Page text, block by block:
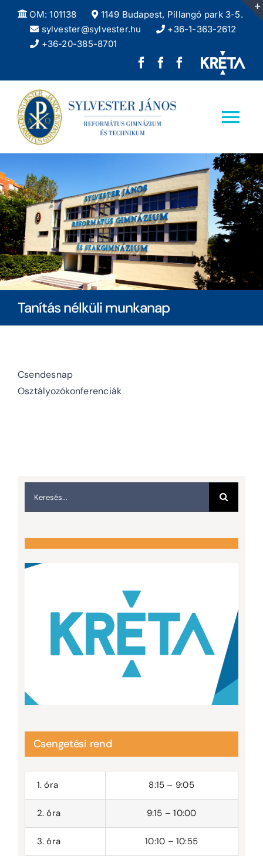
Kihagyás
OM: 101138 1149 Budapest, Pillangó park 3-5.
sylvester@sylvester.hu
+36-1-363-2612
+36-20-385-8701
Sylvester
Református
facebook
oldala
REFlex,
Sylvester
Sylvester
facebook
Iskolánkról
Felvételizőknek
Diákoknak
Dokumentumok
Tanítás nélküli munkanap
Csendesnap
Osztályozókonferenciák
Csengetési rend
1. óra 8:15 – 9:05
2. óra 9:15 – 10:00
3. óra 10:10 – 10:55